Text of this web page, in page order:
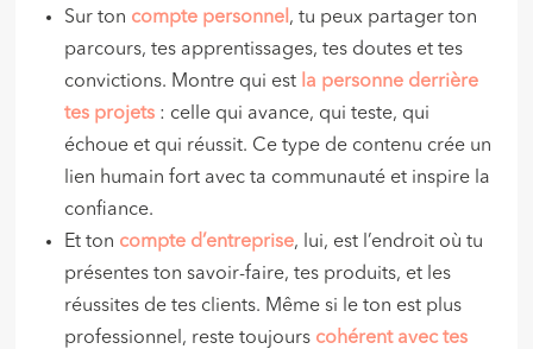
Sur ton compte personnel , tu peux partager ton
parcours, tes apprentissages, tes doutes et tes
convictions. Montre qui est la personne derrière
tes projets : celle qui avance, qui teste, qui
échoue et qui réussit. Ce type de contenu crée un
lien humain fort avec ta communauté et inspire la
confiance.
Et ton compte d’entreprise, lui, est l’endroit où tu
présentes ton savoir-faire, tes produits, et les
réussites de tes clients. Même si le ton est plus
professionnel, reste toujours cohérent avec tes